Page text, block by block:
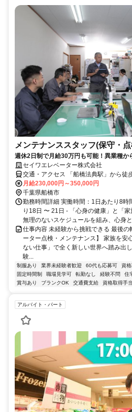
メンテナンススタッフ(保守・
週休2日制で月給30万円も可能！異業種か
セイワエレベーター株式会社
交通・アクセス 「船橋法典駅」から徒
月給230,000円～350,000円
千葉県船橋市
勤務時間詳細 実働時間：1日あたり8時
り18日 〜 21日 - 「心身の健康」と「
無理のないスケジュールを組み、心身
仕事内容 未経験から挑戦できる 最後
ーター点検・メンテナンス】 家族を安
ない仕事」で全く新しい世界へ踏み出
験...
制服あり 業界未経験者歓迎 60代も応募可 資
固定時間制
職場見学可 転勤なし 経験不問 住
賞与あり
ブランクOK 交通費支給 資格取得手
アルバイト・パート